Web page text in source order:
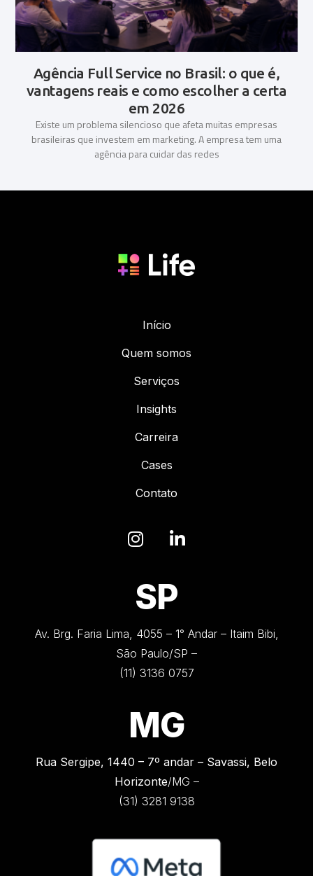
Agência Full Service no Brasil: o que é,
vantagens reais e como escolher a certa
em 2026
Existe um problema silencioso que afeta muitas empresas
brasileiras que investem em marketing. A empresa tem uma
agência para cuidar das redes
Início
Quem somos
Serviços
Insights
Carreira
Cases
Contato
SP
Av. Brg. Faria Lima, 4055 – 1° Andar – Itaim Bibi,
São Paulo/SP –
(11) 3136 0757
MG
Rua Sergipe, 1440 – 7º andar – Savassi, Belo
Horizonte/MG –
(31) 3281 9138